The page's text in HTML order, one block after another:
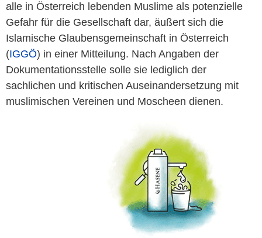
alle in Österreich lebenden Muslime als potenzielle
Gefahr für die Gesellschaft dar, äußert sich die
Islamische Glaubensgemeinschaft in Österreich
(IGGÖ) in einer Mitteilung. Nach Angaben der
Dokumentationsstelle solle sie lediglich der
sachlichen und kritischen Auseinandersetzung mit
muslimischen Vereinen und Moscheen dienen.